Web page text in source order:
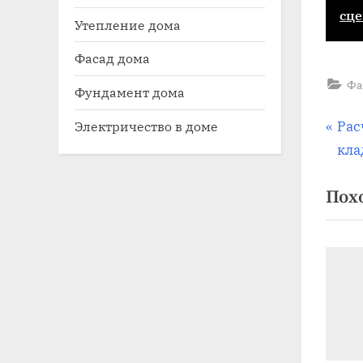
П
р
д
ы
Утепление дома
Фасад дома
Фундамент дома
Электричество в доме